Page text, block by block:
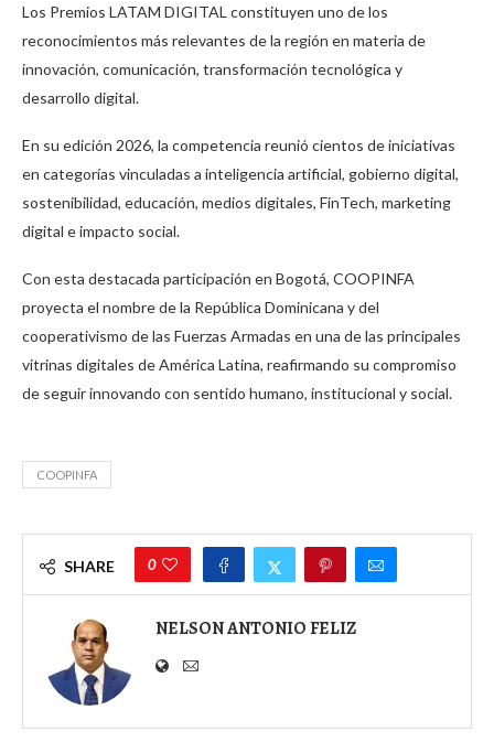
Los Premios LATAM DIGITAL constituyen uno de los
reconocimientos más relevantes de la región en materia de
innovación, comunicación, transformación tecnológica y
desarrollo digital.
En su edición 2026, la competencia reunió cientos de iniciativas
en categorías vinculadas a inteligencia artificial, gobierno digital,
sostenibilidad, educación, medios digitales, FinTech, marketing
digital e impacto social.
Con esta destacada participación en Bogotá, COOPINFA
proyecta el nombre de la República Dominicana y del
cooperativismo de las Fuerzas Armadas en una de las principales
vitrinas digitales de América Latina, reafirmando su compromiso
de seguir innovando con sentido humano, institucional y social.
COOPINFA
SHARE 0
NELSON ANTONIO FELIZ